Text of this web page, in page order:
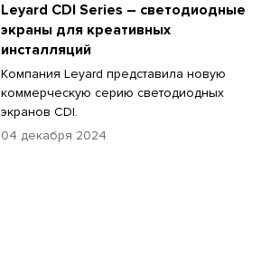
Leyard CDI Series – светодиодные
экраны для креативных
инсталляций
Компания Leyard представила новую
коммерческую серию светодиодных
экранов CDI.
04 декабря 2024